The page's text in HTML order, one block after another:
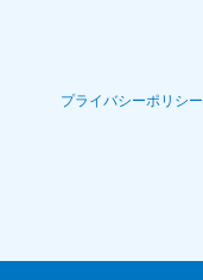
プライバシーポリシー